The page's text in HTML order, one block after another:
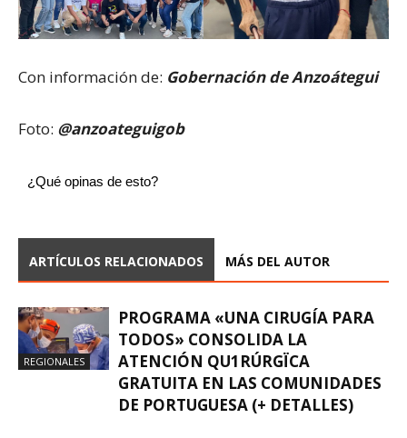
Con información de: Gobernación de Anzoátegui
Foto: @anzoateguigob
¿Qué opinas de esto?
ARTÍCULOS RELACIONADOS MÁS DEL AUTOR
REGIONALES
PROGRAMA «UNA CIRUGÍA PARA
TODOS» CONSOLIDA LA
ATENCIÓN QU1RÚRGÏCA
GRATUITA EN LAS COMUNIDADES
DE PORTUGUESA (+ DETALLES)